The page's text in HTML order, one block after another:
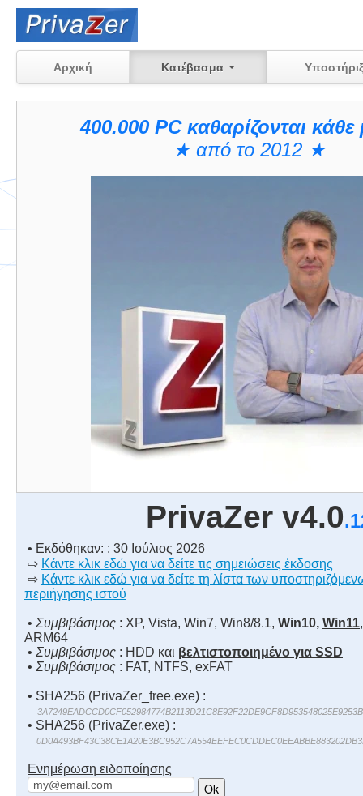
Αρχική Κατέβασμα
400.000 PC καθαρίζονται
★ από το 2012 ★
PrivaZer v4.0
• Εκδόθηκαν: : 30 Ιούλιος 2026
⇨ Κάντε κλικ εδώ για να δείτε τις σημειώσεις έκδοσης
⇨ Κάντε κλικ εδώ για να δείτε τη λίστα των
περιήγησης ιστού
• Συμβιβάσιμος : XP, Vista, Win7, Win8/8.1, Win10, Win11
ARM64
• Συμβιβάσιμος : HDD και βελτιστοποιημένο για SSD
• Συμβιβάσιμος : FAT, NTFS, exFAT
• SHA256 (PrivaZer_free.exe) :
• SHA256 (PrivaZer.exe) :
Ενημέρωση ειδοποίησης